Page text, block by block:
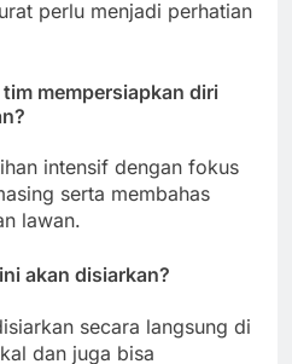
perlu menjadi perhatian
mempersiapkan diri
intensif dengan fokus
serta membahas
lawan.
akan disiarkan?
secara langsung di
dan juga bisa